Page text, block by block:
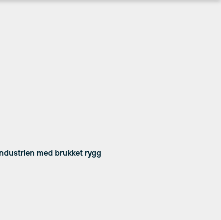
med brukket rygg